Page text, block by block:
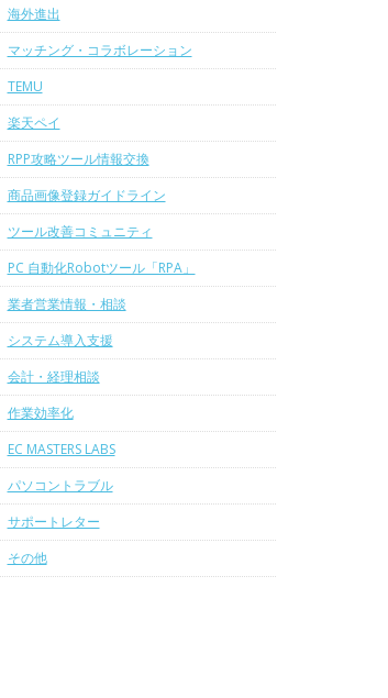
海外進出
マッチング・コラボレーション
TEMU
楽天ペイ
RPP攻略ツール情報交換
商品画像登録ガイドライン
ツール改善コミュニティ
PC 自動化Robotツール「RPA」
業者営業情報・相談
システム導入支援
会計・経理相談
作業効率化
EC MASTERS LABS
パソコントラブル
サポートレター
その他